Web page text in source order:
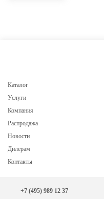
Каталог
Услуги
Компания
Распродажа
Новости
Дилерам
Контакты
+7 (495) 989 12 37